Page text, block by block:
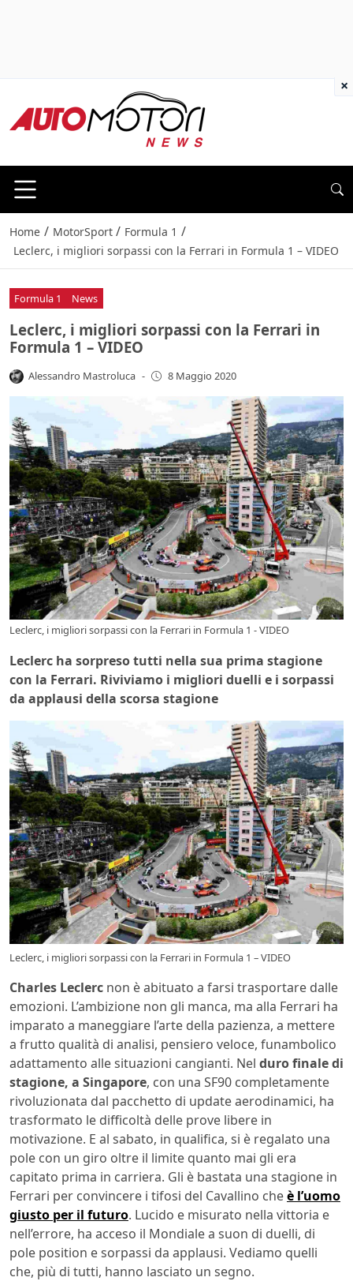
Home / MotorSport / Formula 1 /
Leclerc, i migliori sorpassi con la Ferrari in Formula 1 – VIDEO
Formula 1 News
Leclerc, i migliori sorpassi con la Ferrari in
Formula 1 – VIDEO
Alessandro Mastroluca - 8 Maggio 2020
Leclerc, i migliori sorpassi con la Ferrari in Formula 1 - VIDEO
Leclerc ha sorpreso tutti nella sua prima stagione
con la Ferrari. Riviviamo i migliori duelli e i sorpassi
da applausi della scorsa stagione
Leclerc, i migliori sorpassi con la Ferrari in Formula 1 – VIDEO
Charles Leclerc non è abituato a farsi trasportare dalle
emozioni. L’ambizione non gli manca, ma alla Ferrari ha
imparato a maneggiare l’arte della pazienza, a mettere
a frutto qualità di analisi, pensiero veloce, funambolico
adattamento alle situazioni cangianti. Nel duro finale di
stagione, a Singapore, con una SF90 completamente
rivoluzionata dal pacchetto di update aerodinamici, ha
trasformato le difficoltà delle prove libere in
motivazione. E al sabato, in qualifica, si è regalato una
pole con un giro oltre il limite quanto mai gli era
capitato prima in carriera. Gli è bastata una stagione in
Ferrari per convincere i tifosi del Cavallino cheè l’uomo
giusto per il futuro. Lucido e misurato nella vittoria e
nell’errore, ha acceso il Mondiale a suon di duelli, di
pole position e sorpassi da applausi. Vediamo quelli
che, più di tutti, hanno lasciato un segno.
×